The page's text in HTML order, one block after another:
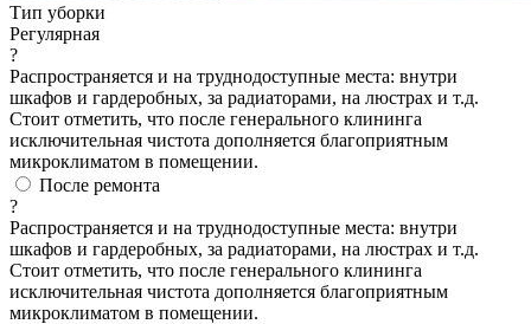
Тип уборки
Регулярная
?
Распространяется и на труднодоступные места: внутри
шкафов и гардеробных, за радиаторами, на люстрах и т.д.
Стоит отметить, что после генерального клининга
исключительная чистота дополняется благоприятным
микроклиматом в помещении.
После ремонта
?
Распространяется и на труднодоступные места: внутри
шкафов и гардеробных, за радиаторами, на люстрах и т.д.
Стоит отметить, что после генерального клининга
исключительная чистота дополняется благоприятным
микроклиматом в помещении.